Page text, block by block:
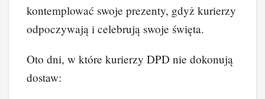
kontemplować swoje prezenty, gdyż kurierzy
odpoczywają i celebrują swoje święta.
Oto dni, w które kurierzy DPD nie dokonują
dostaw: